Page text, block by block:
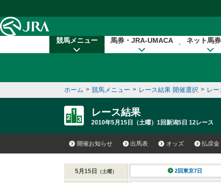
競馬メニュー 馬券・JRA-UMACA ネット馬
ホーム > 競馬メニュー > レース結果 開催選択 > レ
レース結果
2010年5月15日（土曜）1回新潟5日 12レース
開催お知らせ 出馬表 オッズ 払戻金
5月15日 （土曜） 2回東京7日